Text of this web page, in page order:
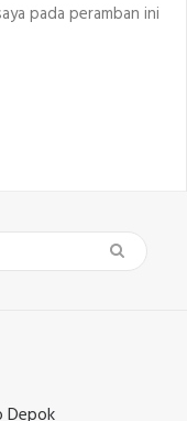
pada peramban ini
Depok